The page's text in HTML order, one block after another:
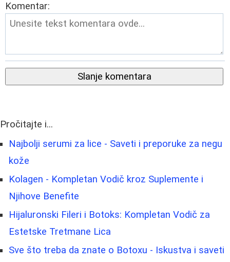
Komentar:
Slanje komentara
Pročitajte i...
Najbolji serumi za lice - Saveti i preporuke za negu
kože
Kolagen - Kompletan Vodič kroz Suplemente i
Njihove Benefite
Hijaluronski Fileri i Botoks: Kompletan Vodič za
Estetske Tretmane Lica
Sve što treba da znate o Botoxu - Iskustva i saveti